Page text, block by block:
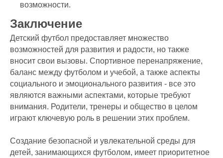
возможности.
Заключение
Детский футбол предоставляет множество
возможностей для развития и радости, но также
вносит свои вызовы. Спортивное перенапряжение,
баланс между футболом и учебой, а также аспекты
социального и эмоционального развития - все это
являются важными аспектами, которые требуют
внимания. Родители, тренеры и общество в целом
играют ключевую роль в решении этих проблем.
Создание безопасной и увлекательной среды для
детей, занимающихся футболом, имеет приоритетное